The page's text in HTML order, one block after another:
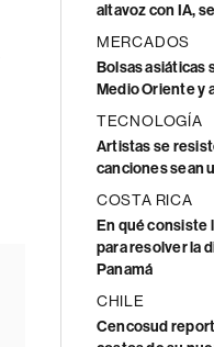
altavoz con IA,
MERCADOS
Bolsas asiáticas
Medio Oriente y
TECNOLOGÍA
Artistas se
canciones sean
COSTA RICA
En qué consiste
para resolver la
Panamá
CHILE
Cencosud